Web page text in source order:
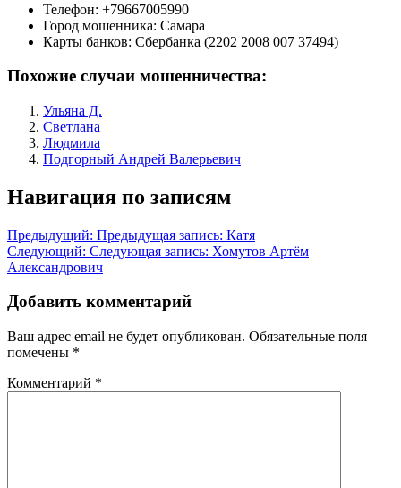
Телефон: +79667005990
Город мошенника: Самара
Карты банков: Сбербанка (2202 2008 007 37494)
Похожие случаи мошенничества:
Ульяна Д.
Светлана
Людмила
Подгорный Андрей Валерьевич
Навигация по записям
Предыдущий: Предыдущая запись: Катя
Следующий: Следующая запись: Хомутов Артём
Александрович
Добавить комментарий
Ваш адрес email не будет опубликован. Обязательные поля
помечены *
Комментарий *